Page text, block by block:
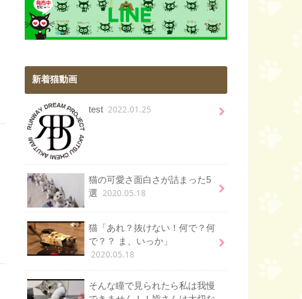
新着猫動画
test 2022.01.25
猫の可愛さ面白さが詰まった5
選 2020.05.18
猫「あれ？抜けない！何で？何
で？？ ま、いっか」
2020.05.18
そんな瞳で見られたら私は我慢